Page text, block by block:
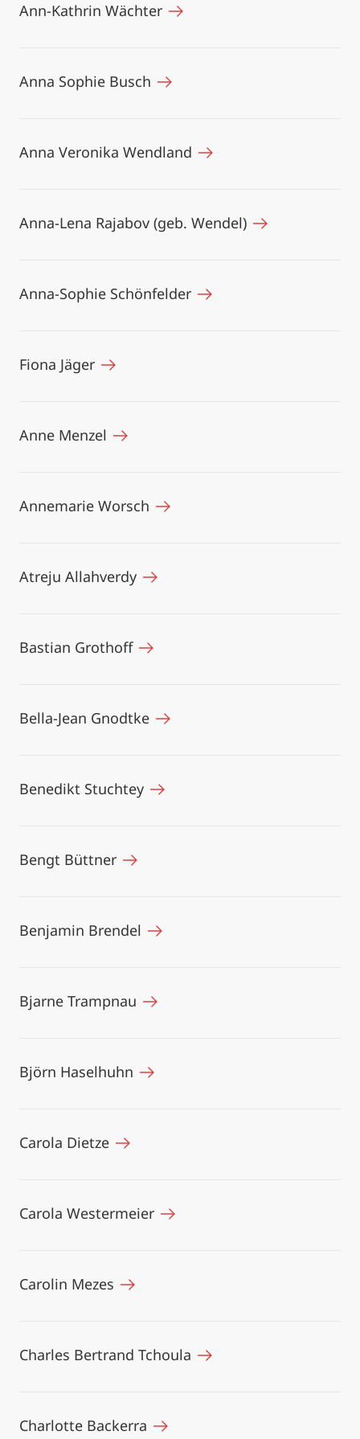
Ann-Kathrin Wächter
Anna Sophie Busch
Anna Veronika Wendland
Anna-Lena Rajabov (geb. Wendel)
Anna-Sophie Schönfelder
Fiona Jäger
Anne Menzel
Annemarie Worsch
Atreju Allahverdy
Bastian Grothoff
Bella-Jean Gnodtke
Benedikt Stuchtey
Bengt Büttner
Benjamin Brendel
Bjarne Trampnau
Björn Haselhuhn
Carola Dietze
Carola Westermeier
Carolin Mezes
Charles Bertrand Tchoula
Charlotte Backerra